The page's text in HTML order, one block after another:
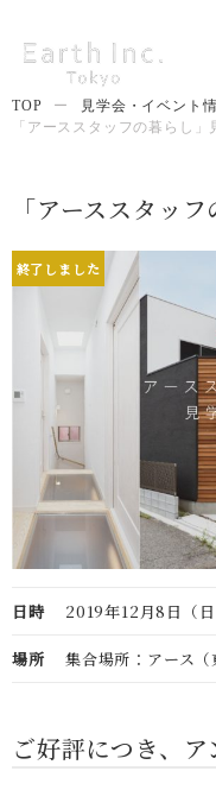
TOP ー 見学会・イベント
「アーススタッフの暮らし」
「アーススタッ
終了しました
日時 2019年12月8日（日
場所 集合場所：アース
ご好評につき、